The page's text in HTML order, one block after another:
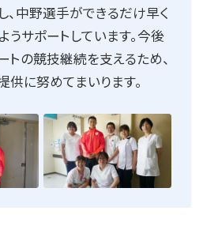
んが求めることと、医学的に
合わせながら、最適な治療を
がけています。また、手術の
患者さんが元の生活や競技
手の鎖骨手術を一手に引き
ました。そのきっかけは？
、中野選手ができるだけ早く
うサポートしています。今後
トの競技継続を支えるため、
供に努めてまいります。